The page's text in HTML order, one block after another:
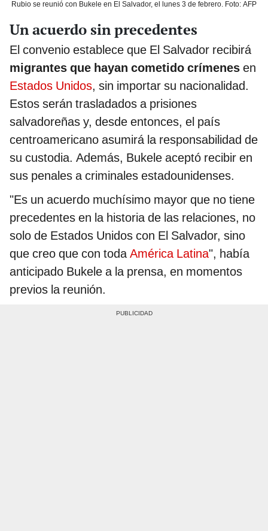
Rubio se reunió con Bukele en El Salvador, el lunes 3 de febrero. Foto: AFP
Un acuerdo sin precedentes
El convenio establece que El Salvador recibirá
migrantes que hayan cometido crímenes en
Estados Unidos, sin importar su nacionalidad.
Estos serán trasladados a prisiones
salvadoreñas y, desde entonces, el país
centroamericano asumirá la responsabilidad de
su custodia. Además, Bukele aceptó recibir en
sus penales a criminales estadounidenses.
"Es un acuerdo muchísimo mayor que no tiene
precedentes en la historia de las relaciones, no
solo de Estados Unidos con El Salvador, sino
que creo que con todaAmérica Latina", había
anticipado Bukele a la prensa, en momentos
previos la reunión.